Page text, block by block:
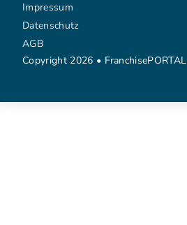
Copyright 2026 •
Impressum
Datenschutz
AGB